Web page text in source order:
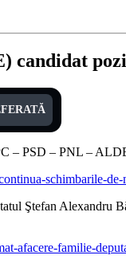
candidat
– PSD – PNL –
schimbarile-
Ştefan
afacere-familie-